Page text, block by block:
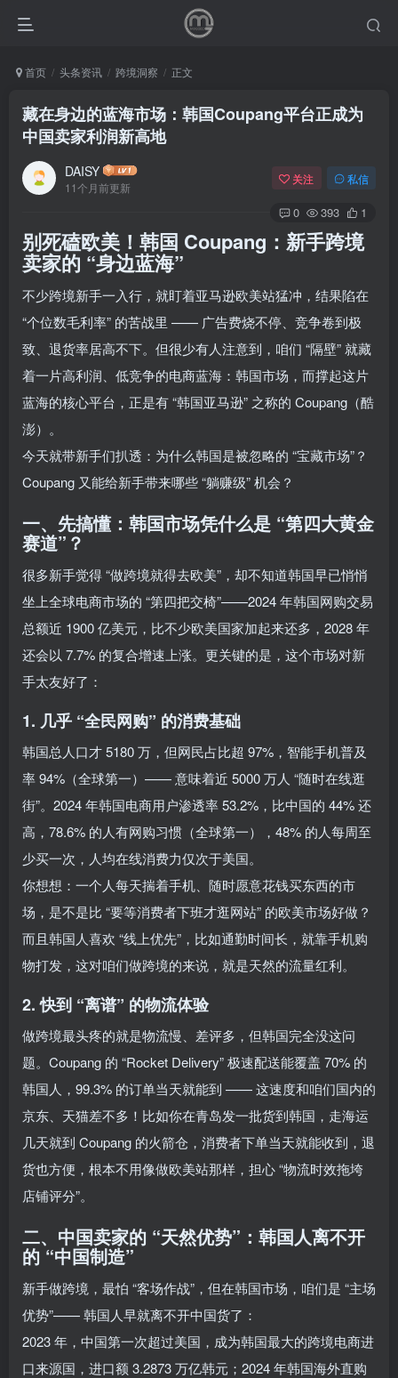
首页 头条资讯 跨境洞察 正文
藏在身边的蓝海市场：韩国Coupang平台正成为
中国卖家利润新高地
DAISY
11个月前更新
关注 私信
0 393 1
别死磕欧美！韩国 Coupang：新手跨境
卖家的 “身边蓝海”
不少跨境新手一入行，就盯着亚马逊欧美站猛冲，结果陷在
“个位数毛利率” 的苦战里 —— 广告费烧不停、竞争卷到极
致、退货率居高不下。但很少有人注意到，咱们 “隔壁” 就藏
着一片高利润、低竞争的电商蓝海：韩国市场，而撑起这片
蓝海的核心平台，正是有 “韩国亚马逊” 之称的 Coupang（酷
澎）。
今天就带新手们扒透：为什么韩国是被忽略的 “宝藏市场”？
Coupang 又能给新手带来哪些 “躺赚级” 机会？
一、先搞懂：韩国市场凭什么是 “第四大黄金
赛道”？
很多新手觉得 “做跨境就得去欧美”，却不知道韩国早已悄悄
坐上全球电商市场的 “第四把交椅”——2024 年韩国网购交易
总额近 1900 亿美元，比不少欧美国家加起来还多，2028 年
还会以 7.7% 的复合增速上涨。更关键的是，这个市场对新
手太友好了：
1. 几乎 “全民网购” 的消费基础
韩国总人口才 5180 万，但网民占比超 97%，智能手机普及
率 94%（全球第一）—— 意味着近 5000 万人 “随时在线逛
街”。2024 年韩国电商用户渗透率 53.2%，比中国的 44% 还
高，78.6% 的人有网购习惯（全球第一），48% 的人每周至
少买一次，人均在线消费力仅次于美国。
你想想：一个人每天揣着手机、随时愿意花钱买东西的市
场，是不是比 “要等消费者下班才逛网站” 的欧美市场好做？
而且韩国人喜欢 “线上优先”，比如通勤时间长，就靠手机购
物打发，这对咱们做跨境的来说，就是天然的流量红利。
2. 快到 “离谱” 的物流体验
做跨境最头疼的就是物流慢、差评多，但韩国完全没这问
题。Coupang 的 “Rocket Delivery” 极速配送能覆盖 70% 的
韩国人，99.3% 的订单当天就能到 —— 这速度和咱们国内的
京东、天猫差不多！比如你在青岛发一批货到韩国，走海运
几天就到 Coupang 的火箭仓，消费者下单当天就能收到，退
货也方便，根本不用像做欧美站那样，担心 “物流时效拖垮
店铺评分”。
二、中国卖家的 “天然优势”：韩国人离不开
的 “中国制造”
新手做跨境，最怕 “客场作战”，但在韩国市场，咱们是 “主场
优势”—— 韩国人早就离不开中国货了：
2023 年，中国第一次超过美国，成为韩国最大的跨境电商进
口来源国，进口额 3.2873 万亿韩元；2024 年韩国海外直购